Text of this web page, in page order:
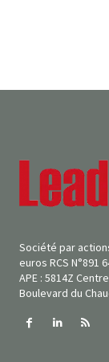
Société par
euros RCS N°891
APE : 5814Z
Boulevard du